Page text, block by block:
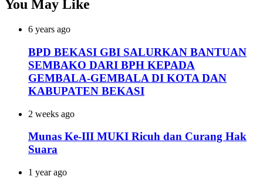
You May Like
6 years ago
BPD BEKASI GBI SALURKAN BANTUAN
SEMBAKO DARI BPH KEPADA
GEMBALA-GEMBALA DI KOTA DAN
KABUPATEN BEKASI
2 weeks ago
Munas Ke-III MUKI Ricuh dan Curang Hak
Suara
1 year ago